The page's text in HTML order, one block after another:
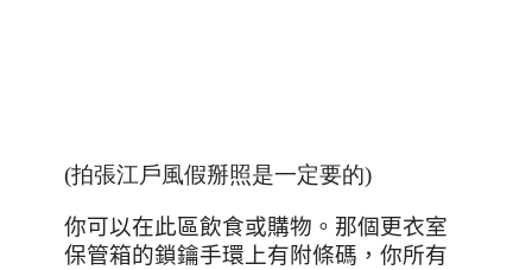
(拍張江戶風假掰照是一定要的)
你可以在此區飲食或購物。那個更衣室
保管箱的鎖鑰手環上有附條碼，你所有